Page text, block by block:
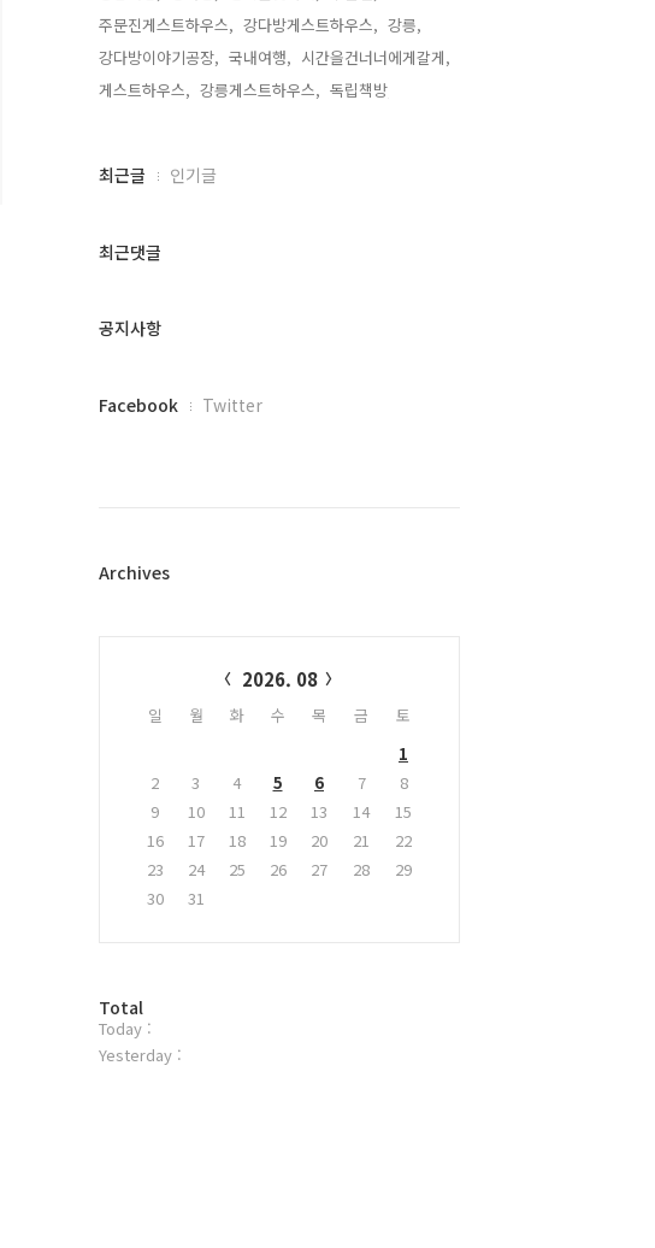
주문진게스트하우스, 강다방게스트하우스, 강릉,
강다방이야기공장, 국내여행, 시간을건너너에게갈게,
게스트하우스, 강릉게스트하우스, 독립책방,
최
과
글
최근글 인기글
최근댓글
공지사항
페
플
Facebook Twitter
Archives
2026. 08
일 월 화 수 목 금
토
1
2
3 4 5 6 7
8
9
10 11 12 13 14
15
16
17 18 19 20 21
22
23
24 25 26 27 28
29
30
31
방
문
자
Total
Today :
Yesterday :